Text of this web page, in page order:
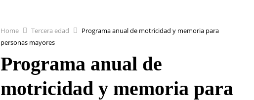
Home Tercera edad
Programa anual de motricidad y memoria para
personas mayores
Programa anual de
motricidad y memoria para